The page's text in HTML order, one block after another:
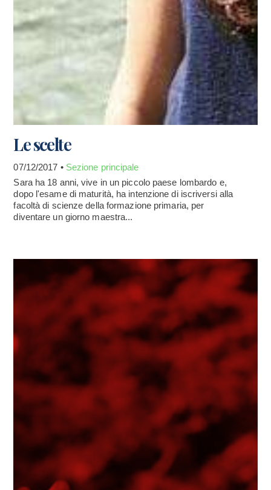
Le scelte
07/12/2017 • Sezione principale
Sara ha 18 anni, vive in un piccolo paese lombardo e,
dopo l'esame di maturità, ha intenzione di iscriversi alla
facoltà di scienze della formazione primaria, per
diventare un giorno maestra...